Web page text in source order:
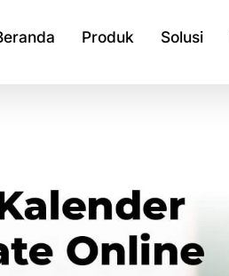
Produk Solusi